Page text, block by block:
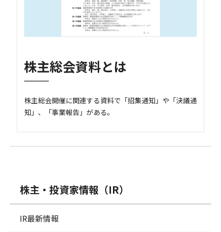
株主総会資料とは
株主総会開催に関連する資料で「招集通知」や「決議通
知」、「事業報告」がある。
株主・投資家情報（IR）
IR最新情報